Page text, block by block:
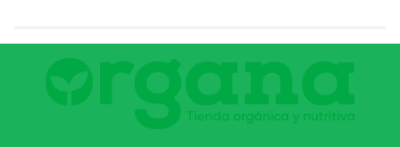
Comentario
Califique el producto de 1 a 5 estrellas